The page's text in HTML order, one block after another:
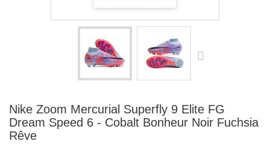
Nike Zoom Mercurial Superfly 9 Elite FG
Dream Speed 6 - Cobalt Bonheur Noir Fuchsia
Rêve